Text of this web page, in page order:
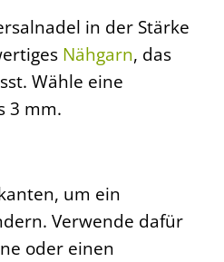
in der Stärke
Nähgarn, das
Wähle eine
3 mm.
um ein
Verwende dafür
oder einen